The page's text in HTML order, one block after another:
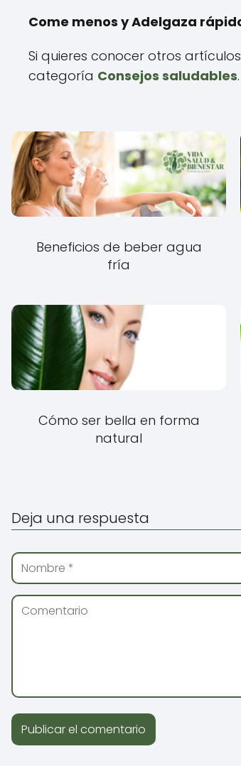
Come menos y Adelgaza
Si quieres conocer otros
categoría Consejos saludables.
Beneficios de beber agua
fría
Cómo ser bella en forma
natural
Deja una respuesta